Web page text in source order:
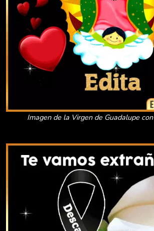
Imagen de la Virgen de Guadalupe